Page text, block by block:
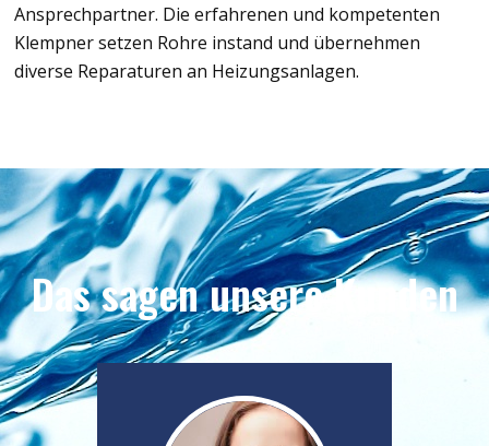
Ansprechpartner. Die erfahrenen und kompetenten
Klempner setzen Rohre instand und übernehmen
diverse Reparaturen an Heizungsanlagen.
Das sagen unsere Kunden